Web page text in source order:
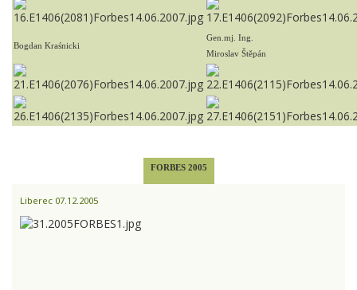
Bogdan Kraśnicki
Gen.mj. Ing.
Miroslav Štěpán
FORBES 2005
Liberec 07.12.2005